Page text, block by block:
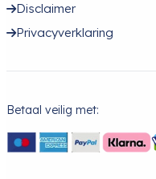
Disclaimer
Privacyverklaring
Betaal veilig met: